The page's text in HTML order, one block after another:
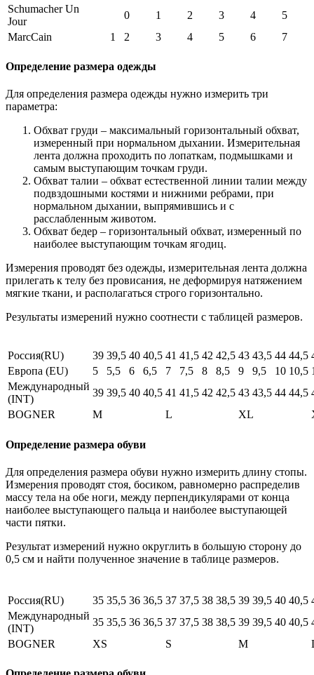
Schumacher Un
Jour
0 1 2 3 4
5
MarcCain
1 2 3 4 5 6 7
Определение размера одежды
Для определения размера одежды нужно измерить три
параметра:
Обхват груди – максимальный горизонтальный обхват,
измеренный при нормальном дыхании. Измерительная
лента должна проходить по лопаткам, подмышками и
самым выступающим точкам груди.
Обхват талии – обхват естественной линии талии между
подвздошными костями и нижними ребрами, при
нормальном дыхании, выпрямившись и с
расслабленным животом.
Обхват бедер – горизонтальный обхват, измеренный по
наиболее выступающим точкам ягодиц.
Измерения проводят без одежды, измерительная лента должна
прилегать к телу без провисания, не деформируя натяжением
мягкие ткани, и располагаться строго горизонтально.
Результаты измерений нужно соотнести с таблицей размеров.
Россия(RU) 39 39,5 40 40,5 41 41,5 42 42,5 43 43,5 44 44,5
Европа (EU)
5 5,5 6 6,5 7 7,5 8 8,5 9 9,5 10 10,5
Международный
(INT)
39 39,5 40 40,5 41 41,5 42 42,5 43 43,5 44 44,5
BOGNER
M L XL
Определение размера обуви
Для определения размера обуви нужно измерить длину стопы.
Измерения проводят стоя, босиком, равномерно распределив
массу тела на обе ноги, между перпендикулярами от конца
наиболее выступающего пальца и наиболее выступающей
части пятки.
Результат измерений нужно округлить в большую сторону до
0,5 см и найти полученное значение в таблице размеров.
Россия(RU) 35 35,5 36 36,5 37 37,5 38 38,5 39 39,5 40 40,5
Международный
(INT)
35 35,5 36 36,5 37 37,5 38 38,5 39 39,5 40 40,5
BOGNER
XS S M